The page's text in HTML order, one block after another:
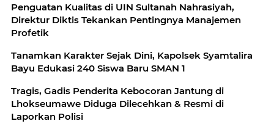
Penguatan Kualitas di UIN Sultanah Nahrasiyah,
Direktur Diktis Tekankan Pentingnya Manajemen
Profetik
Tanamkan Karakter Sejak Dini, Kapolsek Syamtalira
Bayu Edukasi 240 Siswa Baru SMAN 1
Tragis, Gadis Penderita Kebocoran Jantung di
Lhokseumawe Diduga Dilecehkan & Resmi di
Laporkan Polisi